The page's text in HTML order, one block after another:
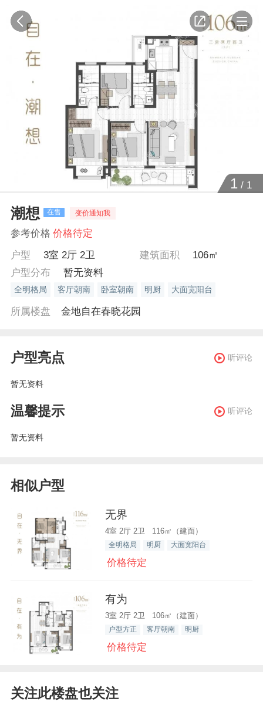
1 / 1
潮想 在售 变价通知我
参考价格 价格待定
户型
3室 2厅 2卫 建筑面积
106㎡
户型分布
暂无资料
全明格局 客厅朝南 卧室朝南 明厨 大面宽阳台
所属楼盘 金地自在春晓花园
户型亮点 听评论
暂无资料
温馨提示 听评论
暂无资料
相似户型
无界
4室 2厅 2卫 116㎡（建面）
全明格局 明厨 大面宽阳台
价格待定
有为
3室 2厅 2卫 106㎡（建面）
户型方正 客厅朝南 明厨
价格待定
关注此楼盘也关注